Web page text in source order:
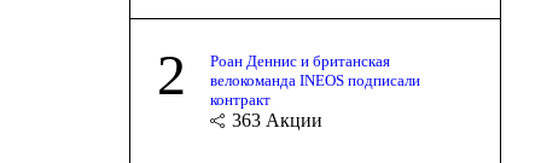
2
Роан Деннис и британская
велокоманда INEOS подписали
контракт
363 Акции